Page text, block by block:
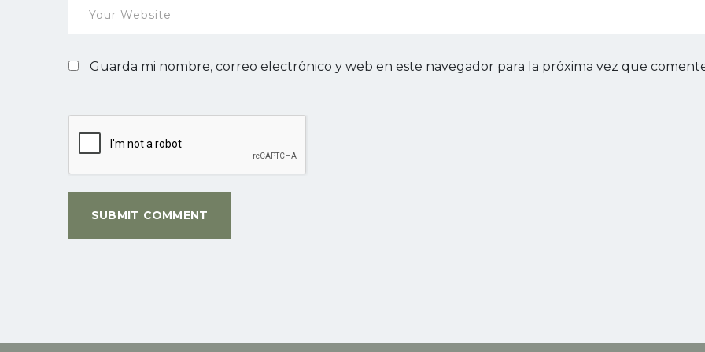
Guarda mi nombre, correo electrónico y web en este navegador para la próxima vez que